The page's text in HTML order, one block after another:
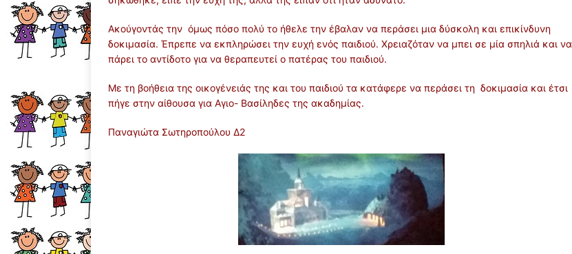
Ακούγοντάς την όμως πόσο πολύ το ήθελε την έβαλαν να περάσει μια δύσκολη και επικίνδυνη
δοκιμασία. Έπρεπε να εκπληρώσει την ευχή ενός παιδιού. Χρειαζόταν να μπει σε μία σπηλιά και να
πάρει το αντίδοτο για να θεραπευτεί ο πατέρας του παιδιού.
Με τη βοήθεια της οικογένειάς της και του παιδιού τα κατάφερε να περάσει τη δοκιμασία και έτσι
πήγε στην αίθουσα για Αγιο- Βασίληδες της ακαδημίας.
Παναγιώτα Σωτηροπούλου Δ2